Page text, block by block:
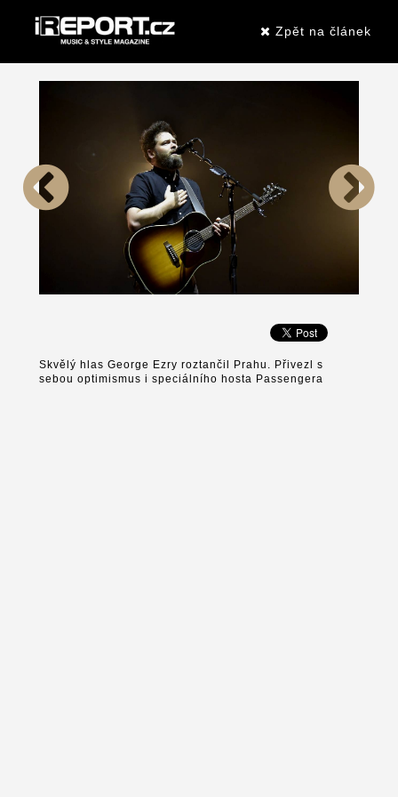
Zpět na článek
Skvělý hlas George Ezry roztančil Prahu. Přivezl s
sebou optimismus i speciálního hosta Passengera